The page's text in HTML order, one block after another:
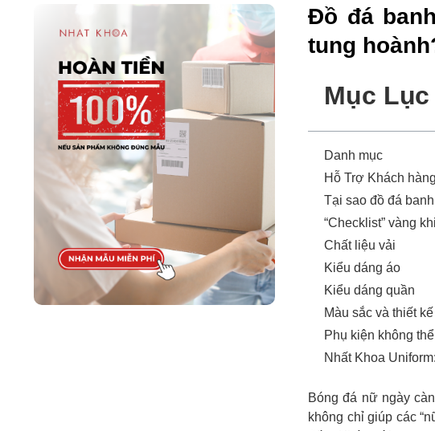
Đồ đá
tung
Mục Lục
Danh mục
Hỗ Trợ Khách hàng
Tại sao đồ đá
“Checklist” vàng
Chất liệu vải
Kiểu dáng áo
Kiểu dáng quần
Màu sắc và thiết kế
Phụ kiện không
Nhất Khoa
Bóng đá nữ ngày
không chỉ giúp các